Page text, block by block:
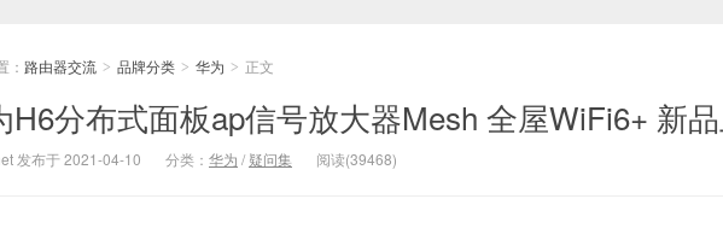
： 路由器交流 > 品牌分类 > 华为 > 正文
H6分布式面板ap信号放大器Mesh 全屋WiFi6+ 新
发布于 2021-04-10 分类： 华为 / 疑问集 阅读(39468)